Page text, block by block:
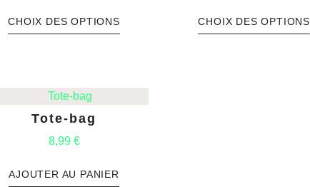
CHOIX DES OPTIONS CHOIX DES OPTIONS
Tote-bag
8,99 €
AJOUTER AU PANIER